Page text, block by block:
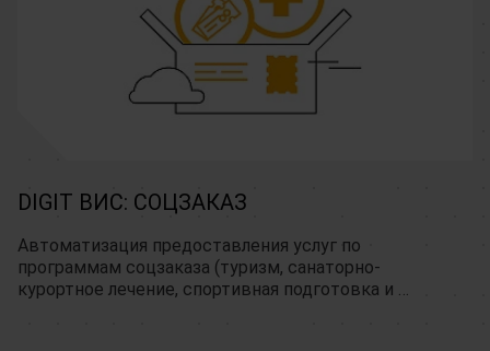
DIGIT ВИС: СОЦЗАКАЗ
Автоматизация предоставления услуг по
программам соцзаказа (туризм, санаторно-
курортное лечение, спортивная подготовка и